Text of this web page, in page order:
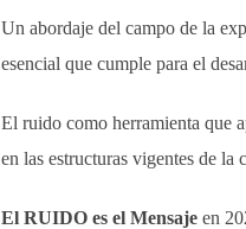
Un abordaje del campo de la
esencial que cumple para el
El ruido como herramienta que
en las estructuras vigentes de la
El RUIDO es el Mensaje en